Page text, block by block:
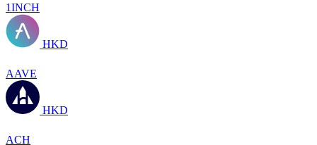
1INCH
HKD
AAVE
HKD
ACH